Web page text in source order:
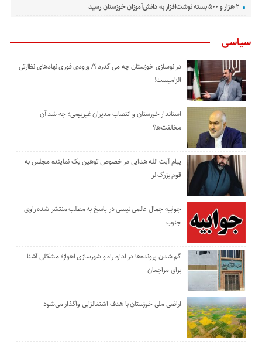
۲ هزار و ۵۰۰ بسته نوشت‌افزار به دانش‌آموزان خوزستان رسید
سیاسی
در نوسازی خوزستان چه می گذرد ؟/ ورودی فوری نهادهای نظارتی
الزامیست!
استاندار خوزستان و انتصاب مدیران غیربومی؛ چه شد آن
مخالفت‌ها؟
پیام آیت الله هدایی در خصوص توهین یک نماینده مجلس به
قوم بزرگ لر
جوابیه جمال عالمی نیسی در پاسخ به مطلب منتشر شده راوی
جنوب
گم شدن پرونده‌ها در اداره راه و شهرسازی اهواز؛ مشکلی آشنا
برای مراجعان
اراضی ملی خوزستان با هدف اشتغالزایی واگذار می‌شود